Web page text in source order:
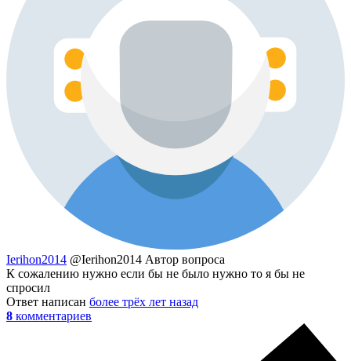
Ierihon2014 @Ierihon2014 Автор вопроса
К сожалению нужно если бы не было нужно то я бы не
спросил
Ответ написан более трёх лет назад
8 комментариев